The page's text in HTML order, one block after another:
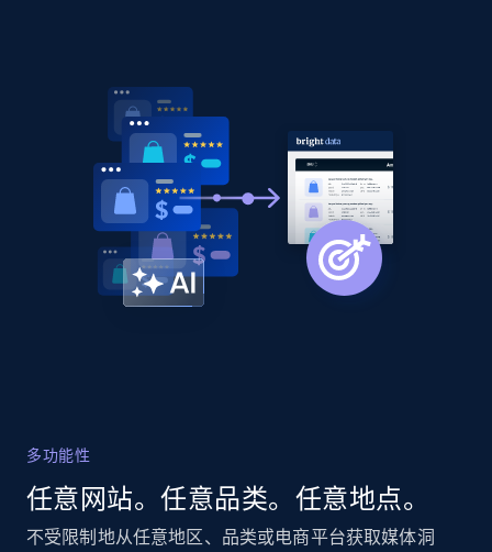
Home Depot US - Discover products by
specified UPC
URL, Domain, Country code, Model number,
Sku, Product id, Product name, Manufacturer,
and more.
2.1K+ 355+
Sku, Product id, Product name, Manufacturer,
and more.
多功能性
任意网站。任意品类。任意地点。
不受限制地从任意地区、品类或电商平台获取媒体洞